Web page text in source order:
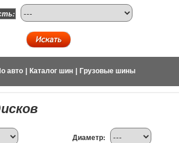
авто Каталог шин Грузовые шины
Диаметр: